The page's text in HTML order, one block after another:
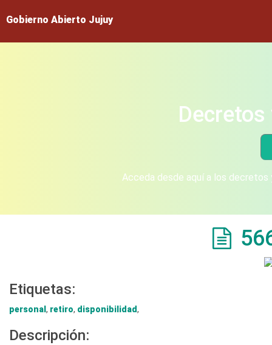
Gobierno Abierto Jujuy
Acceda desde aquí a los
Etiquetas:
personal , retiro, disponibilidad,
Descripción: